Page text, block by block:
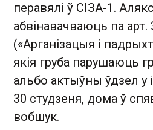
перавялі ў СІЗА-1.
абвінавачваюць па арт.
(«Арганізацыя і
якія груба парушаюць
альбо актыўны ўдзел у
30 студзеня, дома ў
вобшук.